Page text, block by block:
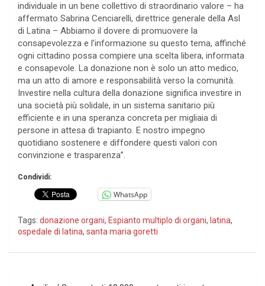
individuale in un bene collettivo di straordinario valore – ha
affermato Sabrina Cenciarelli, direttrice generale della Asl
di Latina – Abbiamo il dovere di promuovere la
consapevolezza e l’informazione su questo tema, affinché
ogni cittadino possa compiere una scelta libera, informata
e consapevole. La donazione non è solo un atto medico,
ma un atto di amore e responsabilità verso la comunità.
Investire nella cultura della donazione significa investire in
una società più solidale, in un sistema sanitario più
efficiente e in una speranza concreta per migliaia di
persone in attesa di trapianto. E nostro impegno
quotidiano sostenere e diffondere questi valori con
convinzione e trasparenza”.
Condividi:
WhatsApp
Tags: donazione organi, Espianto multiplo di organi, latina,
ospedale di latina, santa maria goretti